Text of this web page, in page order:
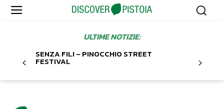
ULTIME NOTIZIE:
SENZA FILI – PINOCCHIO STREET
FESTIVAL